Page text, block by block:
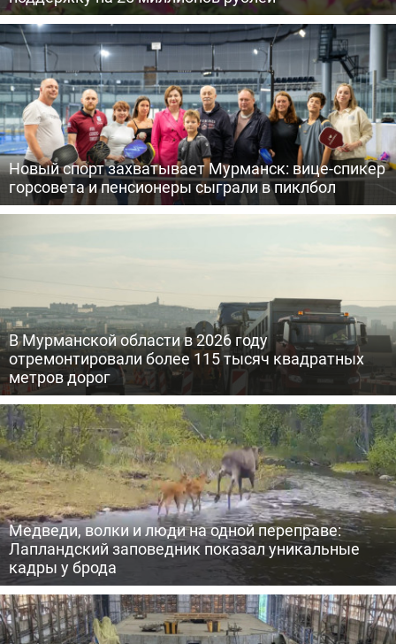
Новый спорт захватывает Мурманск: вице-спикер
горсовета и пенсионеры сыграли в пиклбол
В Мурманской области в 2026 году
отремонтировали более 115 тысяч квадратных
метров дорог
Медведи, волки и люди на одной переправе:
Лапландский заповедник показал уникальные
кадры у брода